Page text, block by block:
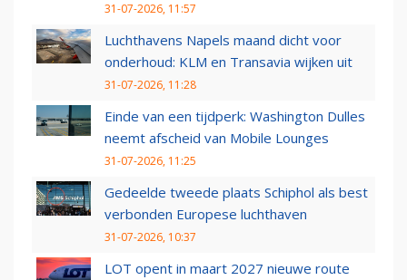
31-07-2026, 11:57
Luchthavens Napels maand dicht voor
onderhoud: KLM en Transavia wijken uit
31-07-2026, 11:28
Einde van een tijdperk: Washington Dulles
neemt afscheid van Mobile Lounges
31-07-2026, 11:25
Gedeelde tweede plaats Schiphol als best
verbonden Europese luchthaven
31-07-2026, 10:37
LOT opent in maart 2027 nieuwe route